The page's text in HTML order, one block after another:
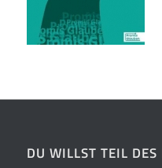
DU WILLST TEIL DES